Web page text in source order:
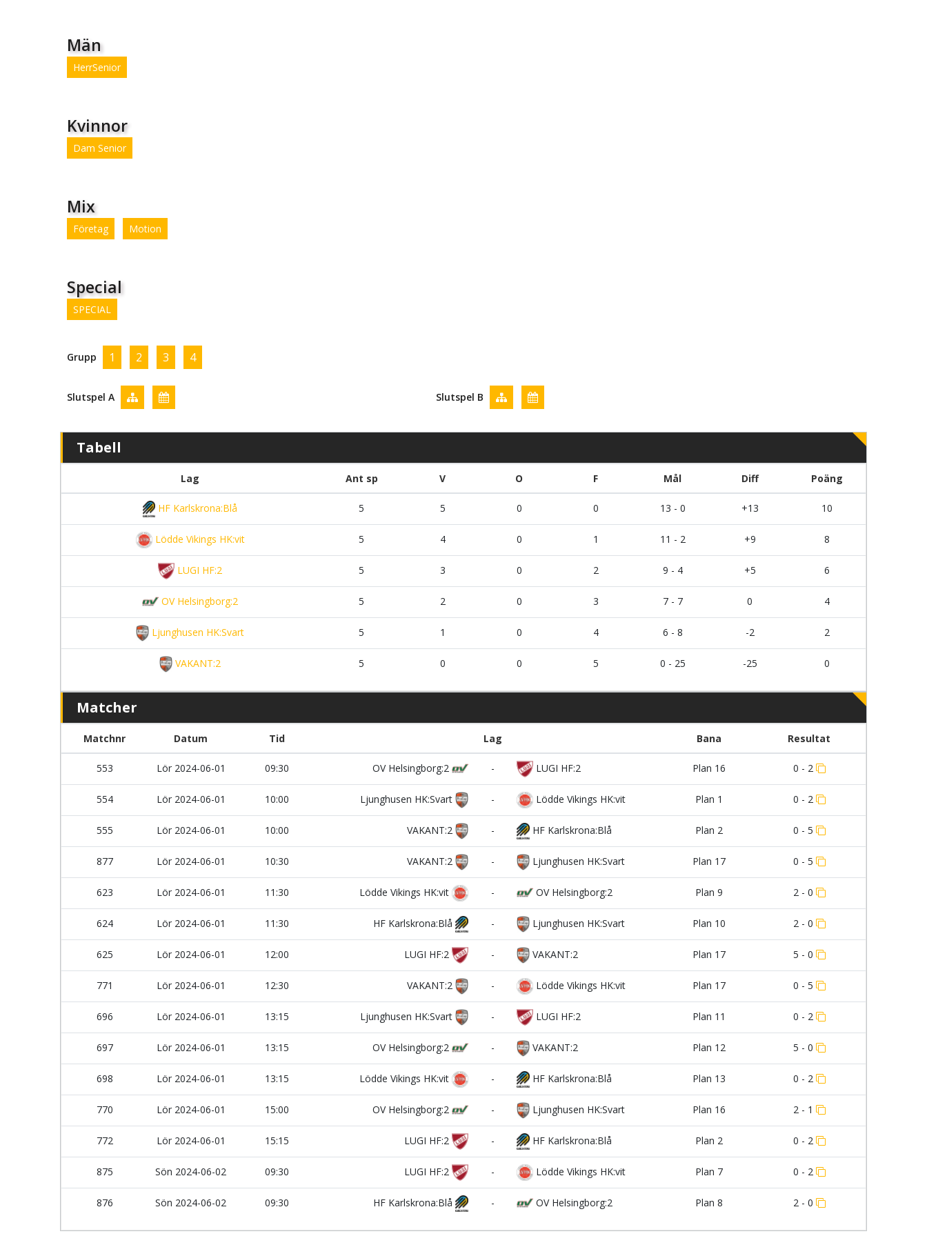
Män
HerrSenior
Kvinnor
Dam Senior
Mix
Företag Motion
Special
SPECIAL
Grupp 1 2 3 4
Slutspel A Slutspel B
Tabell
Lag Ant sp V O F Mål Diff Poäng
HF Karlskrona:Blå 5 5 0 0 13 - 0 +13 10
Lödde Vikings HK:vit 5 4 0 1 11 - 2 +9 8
LUGI HF:2 5 3 0 2 9 - 4 +5 6
OV Helsingborg:2 5 2 0 3 7 - 7 0 4
Ljunghusen HK:Svart 5 1 0 4 6 - 8 -2 2
VAKANT:2 5 0 0 5 0 - 25 -25 0
Matcher
Matchnr Datum Tid Lag Bana Resultat
553 Lör 2024-06-01 09:30 OV Helsingborg:2 - LUGI HF:2 Plan 16 0 - 2
554 Lör 2024-06-01 10:00 Ljunghusen HK:Svart - Lödde Vikings HK:vit Plan 1 0 - 2
555 Lör 2024-06-01 10:00 VAKANT:2 - HF Karlskrona:Blå Plan 2 0 - 5
877 Lör 2024-06-01 10:30 VAKANT:2 - Ljunghusen HK:Svart Plan 17 0 - 5
623 Lör 2024-06-01 11:30 Lödde Vikings HK:vit - OV Helsingborg:2 Plan 9 2 - 0
624 Lör 2024-06-01 11:30 HF Karlskrona:Blå - Ljunghusen HK:Svart Plan 10 2 - 0
625 Lör 2024-06-01 12:00 LUGI HF:2 - VAKANT:2 Plan 17 5 - 0
771 Lör 2024-06-01 12:30 VAKANT:2 - Lödde Vikings HK:vit Plan 17 0 - 5
696 Lör 2024-06-01 13:15 Ljunghusen HK:Svart - LUGI HF:2 Plan 11 0 - 2
697 Lör 2024-06-01 13:15 OV Helsingborg:2 - VAKANT:2 Plan 12 5 - 0
698 Lör 2024-06-01 13:15 Lödde Vikings HK:vit - HF Karlskrona:Blå Plan 13 0 - 2
770 Lör 2024-06-01 15:00 OV Helsingborg:2 - Ljunghusen HK:Svart Plan 16 2 - 1
772 Lör 2024-06-01 15:15 LUGI HF:2 - HF Karlskrona:Blå Plan 2 0 - 2
875 Sön 2024-06-02 09:30 LUGI HF:2 - Lödde Vikings HK:vit Plan 7 0 - 2
876 Sön 2024-06-02 09:30 HF Karlskrona:Blå - OV Helsingborg:2 Plan 8 2 - 0